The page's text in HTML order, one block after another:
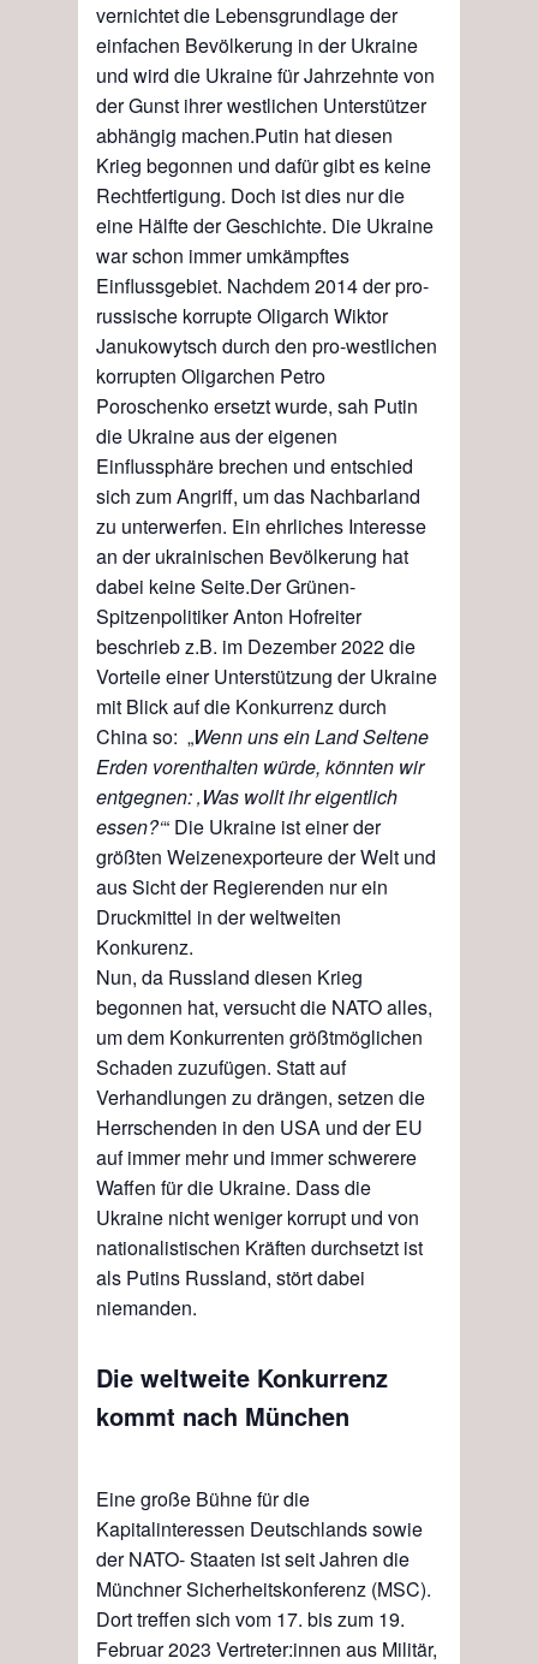
vernichtet die Lebensgrundlage der
einfachen Bevölkerung in der Ukraine
und wird die Ukraine für Jahrzehnte von
der Gunst ihrer westlichen Unterstützer
abhängig machen.Putin hat diesen
Krieg begonnen und dafür gibt es keine
Rechtfertigung. Doch ist dies nur die
eine Hälfte der Geschichte. Die Ukraine
war schon immer umkämpftes
Einflussgebiet. Nachdem 2014 der pro-
russische korrupte Oligarch Wiktor
Janukowytsch durch den pro-westlichen
korrupten Oligarchen Petro
Poroschenko ersetzt wurde, sah Putin
die Ukraine aus der eigenen
Einflussphäre brechen und entschied
sich zum Angriff, um das Nachbarland
zu unterwerfen. Ein ehrliches Interesse
an der ukrainischen Bevölkerung hat
dabei keine Seite.Der Grünen-
Spitzenpolitiker Anton Hofreiter
beschrieb z.B. im Dezember 2022 die
Vorteile einer Unterstützung der Ukraine
mit Blick auf die Konkurrenz durch
China so: „Wenn uns ein Land Seltene
Erden vorenthalten würde, könnten wir
entgegnen: ‚Was wollt ihr eigentlich
essen?‘“ Die Ukraine ist einer der
größten Weizenexporteure der Welt und
aus Sicht der Regierenden nur ein
Druckmittel in der weltweiten
Konkurenz.
Nun, da Russland diesen Krieg
begonnen hat, versucht die NATO alles,
um dem Konkurrenten größtmöglichen
Schaden zuzufügen. Statt auf
Verhandlungen zu drängen, setzen die
Herrschenden in den USA und der EU
auf immer mehr und immer schwerere
Waffen für die Ukraine. Dass die
Ukraine nicht weniger korrupt und von
nationalistischen Kräften durchsetzt ist
als Putins Russland, stört dabei
niemanden.
Die weltweite Konkurrenz
kommt nach München
Eine große Bühnefür die
Kapitalinteressen Deutschlandssowie
der NATO- Staaten ist seit Jahren die
Münchner Sicherheitskonferenz (MSC).
Dort treffen sich vom 17. bis zum 19.
Februar 2023 Vertreter:innen aus Militär,